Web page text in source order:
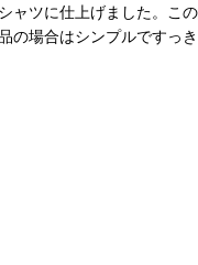
ツに仕上げました。
場合はシンプルですっ